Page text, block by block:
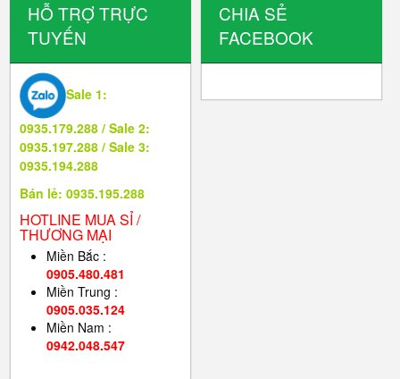
HỖ TRỢ TRỰC
TUYẾN
Sale 1:
0935.179.288 / Sale 2:
0935.197.288 / Sale 3:
0935.194.288
Bán lẻ: 0935.195.288
HOTLINE MUA SỈ /
THƯƠNG MẠI
Miền Bắc :
0905.480.481
Miền Trung :
0905.035.124
Miền Nam :
0942.048.547
CHIA SẺ
FACEBOOK